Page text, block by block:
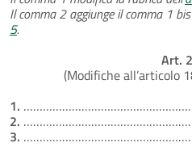
Il comma 2 aggiunge il comma 1 bis
5.
Art.
(Modifiche all’articolo
1.
2.
3.